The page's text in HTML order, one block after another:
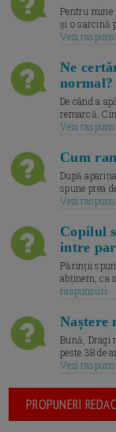
Pentru mine
și o sarcină
Vezi
Ne
normal?
De când a
remarcă.
Vezi
Cum
După
spune prea
Vezi
Copilul
intre
Părinții spun
abținem, ca
raspunsuri
Naștere
Bună, Dragi
peste 38 de
Vezi
PROPUNERI